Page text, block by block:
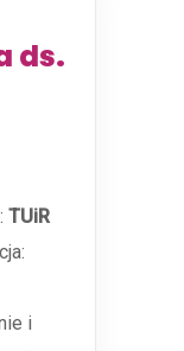
ds.
TUiR
i